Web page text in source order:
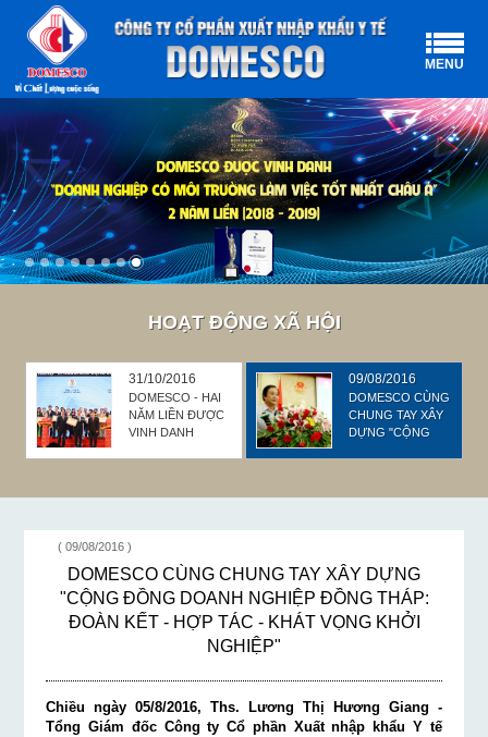
MENU
HOẠT ĐỘNG XÃ HỘI
31/10/2016
DOMESCO - HAI
NĂM LIỀN ĐƯỢC
VINH DANH
09/08/2016
DOMESCO CÙNG
CHUNG TAY XÂY
DỰNG "CỘNG
- HỢP TÁC - KHÁT
( 09/08/2016 )
DOMESCO CÙNG CHUNG TAY XÂY DỰNG
"CỘNG ĐỒNG DOANH NGHIỆP ĐỒNG THÁP:
ĐOÀN KẾT - HỢP TÁC - KHÁT VỌNG KHỞI
NGHIỆP"
Chiều ngày 05/8/2016, Ths. Lương Thị Hương Giang -
Tổng Giám đốc Công ty Cổ phần Xuất nhập khẩu Y tế